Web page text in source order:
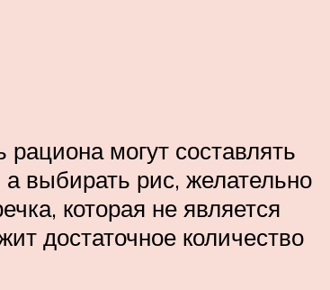
могут составлять
выбирать рис, желательно
которая не является
достаточное количество